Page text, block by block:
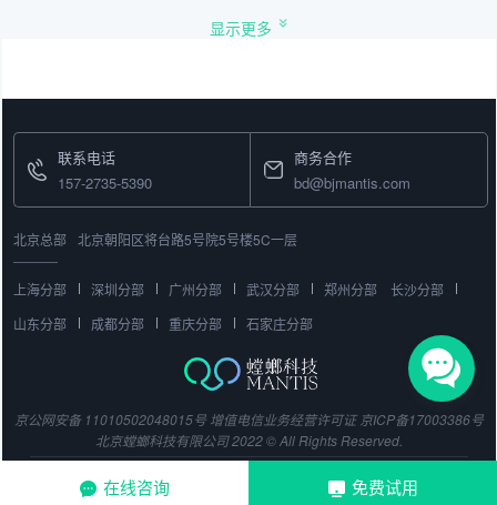
在线咨询 免费试用
显示更多
联系电话
157-2735-5390
商务合作
bd@bjmantis.com
北京总部 北京朝阳区将台路5号院5号楼5C一层
上海分部 深圳分部 广州分部 武汉分部 郑州分部
长沙分部
山东分部
成都分部 重庆分部 石家庄分部
京公网安备 11010502048015号 增值电信业务经营许可证 京ICP备17003386号
北京螳螂科技有限公司 2022 © All Rights Reserved.